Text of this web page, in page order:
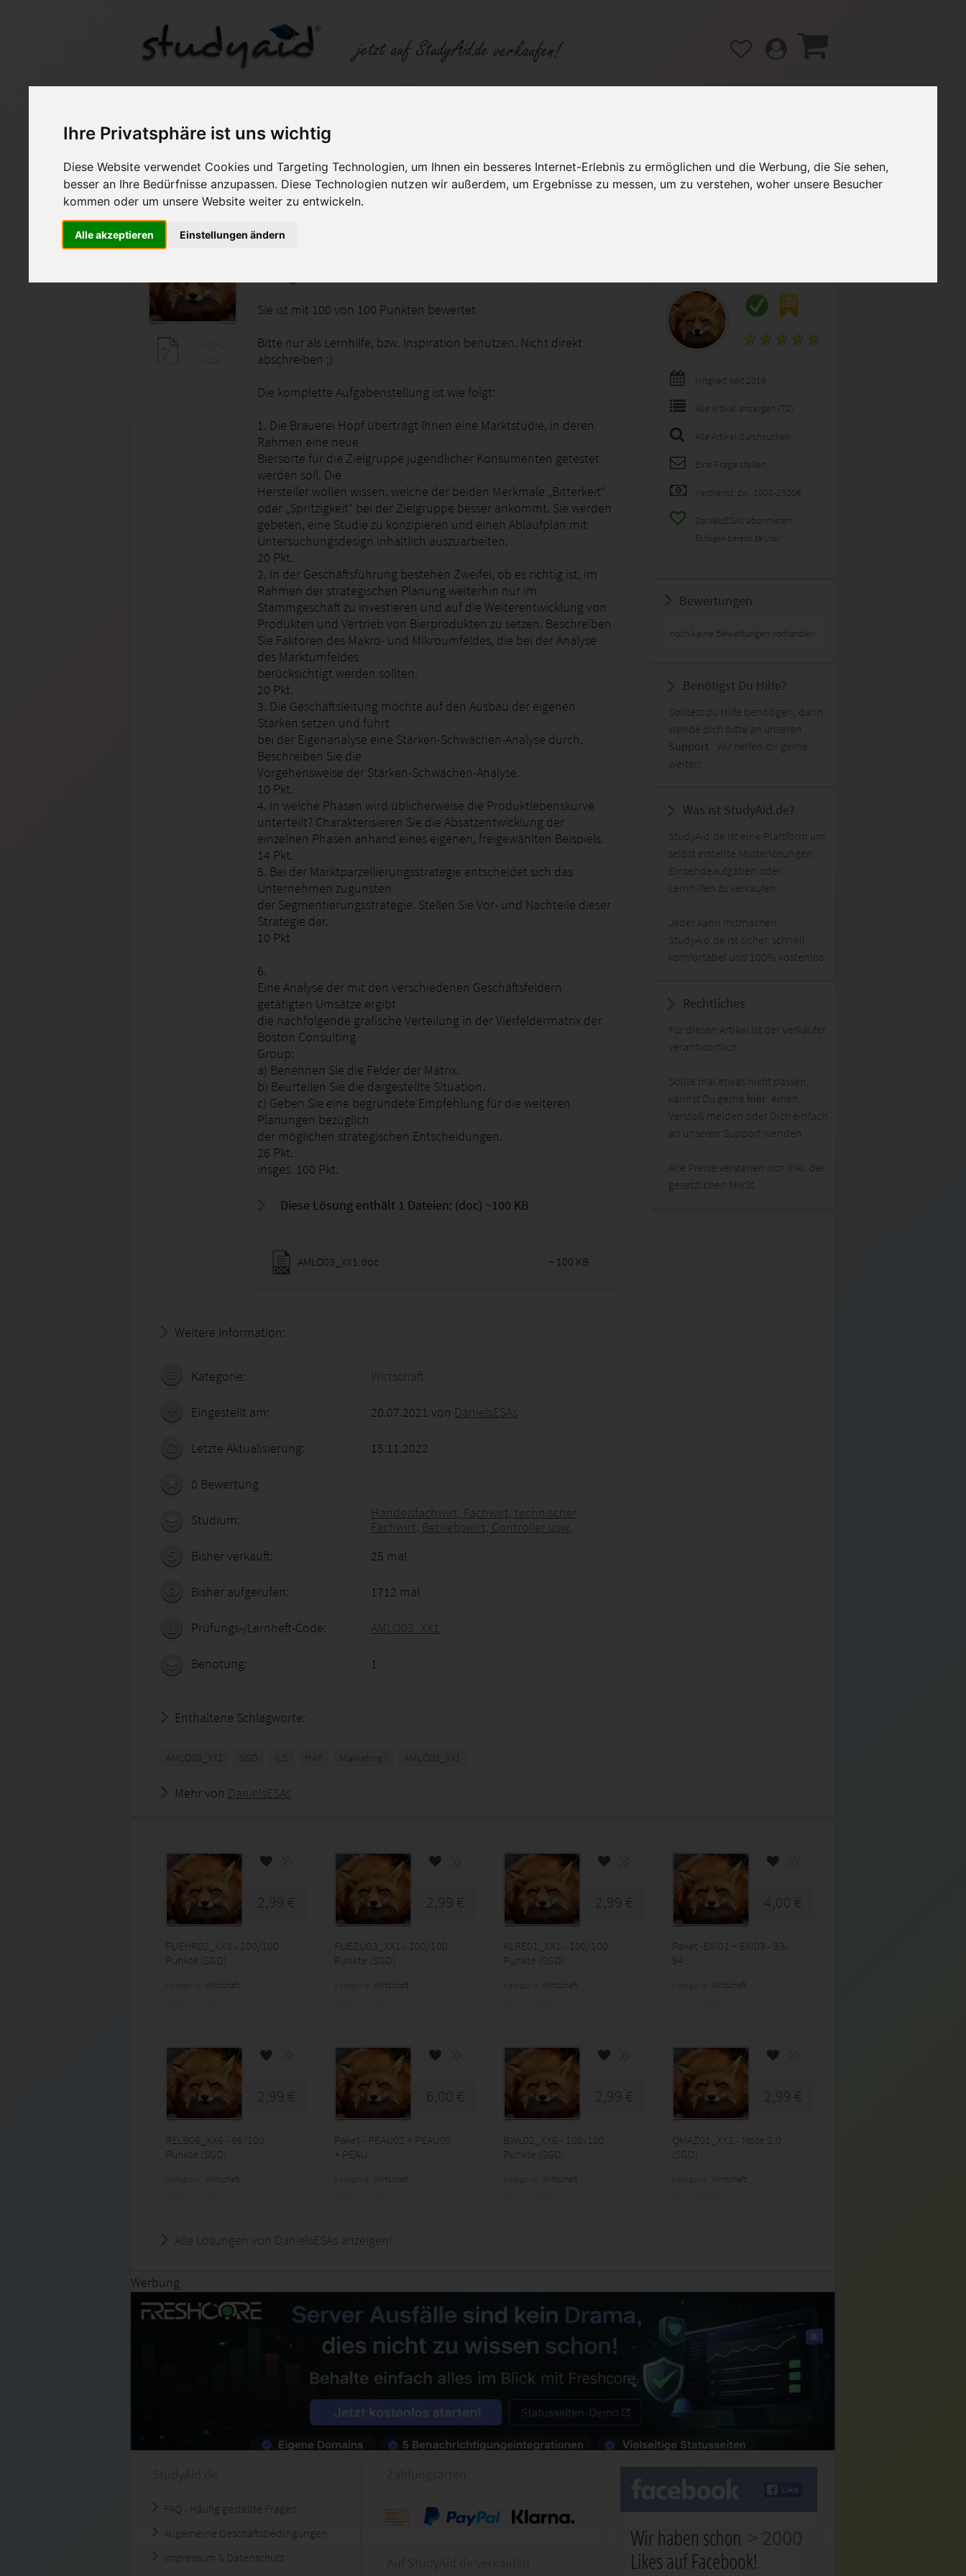
Ihre Privatsphäre ist uns wichtig
Diese Website verwendet Cookies und Targeting Technologien, um Ihnen ein besseres Internet-Erlebnis zu ermöglichen und die Werbung, die Sie sehen,
besser an Ihre Bedürfnisse anzupassen. Diese Technologien nutzen wir außerdem, um Ergebnisse zu messen, um zu verstehen, woher unsere Besucher
kommen oder um unsere Website weiter zu entwickeln.
Alle akzeptieren Einstellungen ändern
Auf StudyAid.de verkaufen Kategorien Studiengänge / Lehrgänge Hilfe / FAQ
Startseite Wirtschaft
Sie ist mit 100 von 100 Punkten bewertet
Bitte nur als Lernhilfe, bzw. Inspiration benutzen. Nicht direkt
abschreiben ;)
Die komplette Aufgabenstellung ist wie folgt:
1. Die Brauerei Hopf überträgt Ihnen eine Marktstudie, in deren
Rahmen eine neue
Biersorte für die Zielgruppe jugendlicher Konsumenten getestet
werden soll. Die
Hersteller wollen wissen, welche der beiden Merkmale „Bitterkeit“
oder „Spritzigkeit“ bei der Zielgruppe besser ankommt. Sie werden
gebeten, eine Studie zu konzipieren und einen Ablaufplan mit
Untersuchungsdesign inhaltlich auszuarbeiten.
20 Pkt.
2. In der Geschäftsführung bestehen Zweifel, ob es richtig ist, im
Rahmen der strategischen Planung weiterhin nur im
Stammgeschäft zu investieren und auf die Weiterentwicklung von
Produkten und Vertrieb von Bierprodukten zu setzen. Beschreiben
Sie Faktoren des Makro- und Mikroumfeldes, die bei der Analyse
des Marktumfeldes
berücksichtigt werden sollten.
20 Pkt.
3. Die Geschäftsleitung möchte auf den Ausbau der eigenen
Stärken setzen und führt
bei der Eigenanalyse eine Stärken-Schwächen-Analyse durch.
Beschreiben Sie die
Vorgehensweise der Stärken-Schwächen-Analyse.
10 Pkt.
4. In welche Phasen wird üblicherweise die Produktlebenskurve
unterteilt? Charakterisieren Sie die Absatzentwicklung der
einzelnen Phasen anhand eines eigenen, freigewählten Beispiels.
14 Pkt.
5. Bei der Marktparzellierungsstrategie entscheidet sich das
Unternehmen zugunsten
der Segmentierungsstrategie. Stellen Sie Vor- und Nachteile dieser
Strategie dar.
10 Pkt
6.
Eine Analyse der mit den verschiedenen Geschäftsfeldern
getätigten Umsätze ergibt
die nachfolgende grafische Verteilung in der Vierfeldermatrix der
Boston Consulting
Group:
a) Benennen Sie die Felder der Matrix.
b) Beurteilen Sie die dargestellte Situation.
c) Geben Sie eine begründete Empfehlung für die weiteren
Planungen bezüglich
der möglichen strategischen Entscheidungen.
26 Pkt.
insges. 100 Pkt.
Diese Lösung enthält 1 Dateien: (doc) ~100 KB
AMLO03_XX1.doc ~ 100 KB
Weitere Information:
Kategorie: Wirtschaft
Eingestellt am: 20.07.2021 von DanielsESAs
Letzte Aktualisierung: 15.11.2022
0 Bewertung
Studium:
Handelsfachwirt, Fachwirt, technischer
Fachwirt, Betriebswirt, Controller usw.
Bisher verkauft:
25 mal
Bisher aufgerufen: 1712 mal
Prüfungs-/Lernheft-Code: AMLO03_XX1
Benotung: 1
Enthaltene Schlagworte:
AMLO03_XX1 SGD ILS HAF Marketing I AMLO03_XX1
Mitglied seit 2019
Alle Artikel anzeigen (72)
Alle Artikel durchsuchen
Eine Frage stellen
Verdienst: zw. 1000-2500€
DanielsESAs abonnieren
Es folgen bereits 19 User!
Bewertungen
noch keine Bewertungen vorhanden
Benötigst Du Hilfe?
Solltest du Hilfe benötigen, dann
wende dich bitte an unseren
Support . Wir helfen dir gerne
weiter!
Was ist StudyAid.de?
StudyAid.de ist eine Plattform um
selbst erstellte Musterlösungen,
Einsendeaufgaben oder
Lernhilfen zu verkaufen.
Jeder kann mitmachen.
StudyAid.de ist sicher, schnell,
komfortabel und 100% kostenlos.
Rechtliches
Für diesen Artikel ist der Verkäufer
verantwortlich.
Sollte mal etwas nicht passen,
kannst Du gerne hier einen
Verstoß melden oder Dich einfach
an unseren Support wenden.
Alle Preise verstehen sich inkl. der
gesetzlichen MwSt.
Mehr von DanielsESAs
2,99 €
FUEHR02_XX3 - 100/100
Punkte (SGD)
Wirtschaft
2,99 €
FUEZU03_XX1 - 100/100
Punkte (SGD)
Wirtschaft
2,99 €
KLRE01_XX1 - 100/100
Punkte (SGD)
Wirtschaft
4,00 €
Paket -EXI01 + EXI03 - 93-
94...
Wirtschaft
2,99 €
RELB06_XX6 - 96/100
Punkte (SGD)
Wirtschaft
6,00 €
Paket - PEAU02 + PEAU05
+ PEAU...
Wirtschaft
2,99 €
BWL02_XX6 - 100/100
Punkte (SGD)
Wirtschaft
2,99 €
QMAZ01_XX1 - Note 2,0
(SGD)
Wirtschaft
Alle Lösungen von DanielsESAs anzeigen!
Werbung
FAQ - Häufig gestellte Fragen
Allgemeine Geschäftsbedingungen
Impressum & Datenschutz
> 2000